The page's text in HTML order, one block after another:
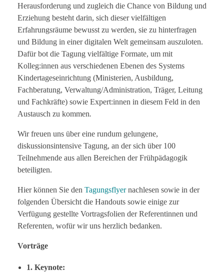
Herausforderung und zugleich die Chance von Bildung und
Erziehung besteht darin, sich dieser vielfältigen
Erfahrungsräume bewusst zu werden, sie zu hinterfragen
und Bildung in einer digitalen Welt gemeinsam auszuloten.
Dafür bot die Tagung vielfältige Formate, um mit
Kolleg:innen aus verschiedenen Ebenen des Systems
Kindertageseinrichtung (Ministerien, Ausbildung,
Fachberatung, Verwaltung/Administration, Träger, Leitung
und Fachkräfte) sowie Expert:innen in diesem Feld in den
Austausch zu kommen.
Wir freuen uns über eine rundum gelungene,
diskussionsintensive Tagung, an der sich über 100
Teilnehmende aus allen Bereichen der Frühpädagogik
beteiligten.
Hier können Sie den Tagungsflyernachlesen sowie in der
folgenden Übersicht die Handouts sowie einige zur
Verfügung gestellte Vortragsfolien der Referentinnen und
Referenten, wofür wir uns herzlich bedanken.
Vorträge
1. Keynote: